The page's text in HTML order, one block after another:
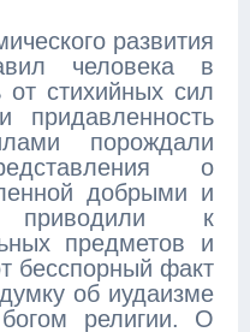
развития
человека в
стихийных сил
придавленность
порождали
о
добрыми и
к
предметов и
бесспорный факт
об иудаизме
религии. О